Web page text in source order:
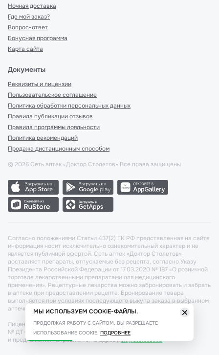
Ночная доставка
Где мой заказ?
Вопрос-ответ
Бонусная программа
Карта сайта
Документы
Реквизиты и лицензии
Пользовательское соглашение
Политика обработки персональных данных
Правила публикации отзывов
Правила программы лояльности
Политика рекомендаций
Продажа дистанционным способом
© 2026 Сеть аптек «Доктор Столетов» Все права защищены
Согласно положениями Статьи 437(2) ГК РФ представленная на сайте
информация носит исключительно ознакомительный характер и не
является публичной офертой. Сеть аптек «Доктор Столетов»
доставляет препараты, отпускаемые без рецепта, согласно Указу
Президента Российской Федерации от 17.03.2020 № 187 «О розничной
торговле лекарственными препаратами для медицинского
применения». Рецептурные лекарства можно забронировать и забрать
в аптеке при предоставлении рецепта. Бронирование товара
выполняется при условиях последующего выкупа заказа в выбранном
аптечном пункте.
Лицензия №: ЛО-77-02-011340 от 22 декабря 2020г. Разрешение
№ ДТ-77-000421 от 25.10.2021 г. Вопросы по заказам, претензии
и предложения направляйте по адресу:cx@stoletov.ru
МЫ ИСПОЛЬЗУЕМ COOKIE-ФАЙЛЫ.
ПРОДОЛЖАЯ РАБОТУ С САЙТОМ, ВЫ РАЗРЕШАЕТЕ
ИСПОЛЬЗОВАНИЕ COOKIE. ПОДРОБНЕЕ